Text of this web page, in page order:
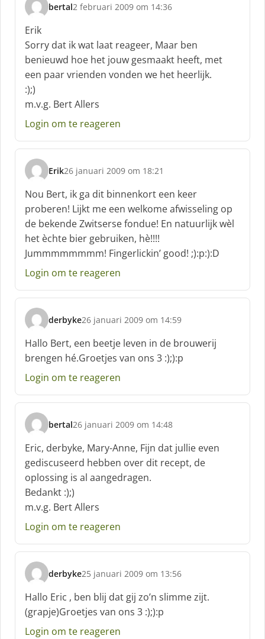
bertal
s
c
h
r
e
e
f
2 februari 2009 om 14:36
Erik
Sorry dat ik wat laat reageer, Maar ben
benieuwd hoe het jouw gesmaakt heeft, met
een paar vrienden vonden we het heerlijk.
:);)
m.v.g. Bert Allers
Login om te reageren
Erik
s
c
h
r
e
e
f
26 januari 2009 om 18:21
Nou Bert, ik ga dit binnenkort een keer
proberen! Lijkt me een welkome afwisseling op
de bekende Zwitserse fondue! En natuurlijk wèl
het èchte bier gebruiken, hè!!!!
Jummmmmmmm! Fingerlickin’ good! ;):p:):D
Login om te reageren
derbyke
s
c
h
r
e
f
26 januari 2009 om 14:59
Hallo Bert, een beetje leven in de brouwerij
brengen hé.Groetjes van ons 3 :);):p
Login om te reageren
bertal
s
c
h
r
e
e
f
26 januari 2009 om 14:48
Eric, derbyke, Mary-Anne, Fijn dat jullie even
gediscuseerd hebben over dit recept, de
oplossing is al aangedragen.
Bedankt :);)
m.v.g. Bert Allers
Login om te reageren
derbyke
s
c
h
r
e
25 januari 2009 om 13:56
Hallo Eric , ben blij dat gij zo’n slimme zijt.
(grapje)Groetjes van ons 3 :);):p
Login om te reageren